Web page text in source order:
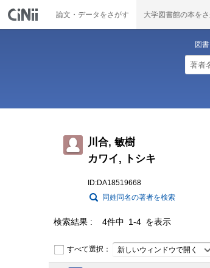
論文・データをさがす 大学図書館の本を
図
川合, 敏樹
カワイ, トシキ
ID:DA18519668
同姓同名の著者を検索
検索結果 4件中 1-4 を表示
すべて選択： 新しいウィンドウで開く